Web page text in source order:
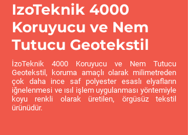
IzoTeknik 4000
Koruyucu ve Nem
Tutucu Geotekstil
İzoTeknik 4000 Koruyucu ve Nem Tutucu
Geotekstil, koruma amaçlı olarak milimetreden
çok daha ince saf polyester esaslı elyafların
iğnelenmesi ve ısıl işlem uygulanması yöntemiyle
koyu renkli olarak üretilen, örgüsüz tekstil
ürünüdür.